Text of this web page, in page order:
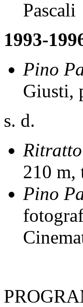
Pascali
1993-
Pino
Giusti,
s. d.
210 m,
Pino